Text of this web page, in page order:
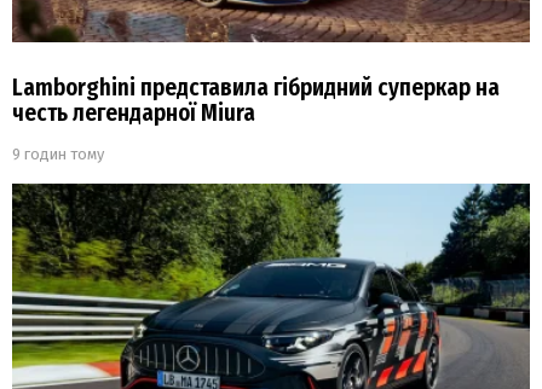
Lamborghini представила гібридний суперкар на
честь легендарної Miura
9 годин тому